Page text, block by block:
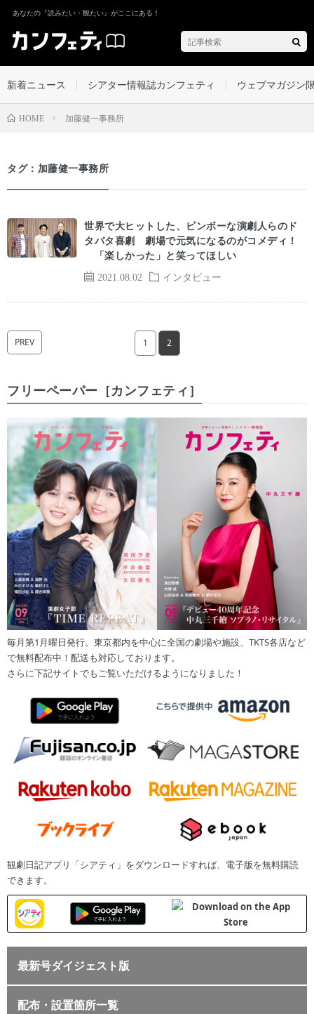
あなたの『読みたい・観たい』がここにある！
新着ニュース シアター情報誌カンフェティ ウェブマガジン
HOME 加藤健一事務所
タグ：加藤健一事務所
2021.08.02 インタビュー
世界で大ヒットした、ビンボーな演劇人らのド
タバタ喜劇 劇場で元気になるのがコメディ！
「楽しかった」と笑ってほしい
PREV 1 2
フリーペーパー［カンフェティ］
毎月第1月曜日発行。東京都内を中心に全国の劇場や施設、TKTS各店など
で無料配布中！配送も対応しております。
さらに下記サイトでもご覧いただけるようになりました！
観劇日記アプリ「シアティ」をダウンロードすれば、電子版を無料購読
できます。
最新号ダイジェスト版
配布・設置箇所一覧